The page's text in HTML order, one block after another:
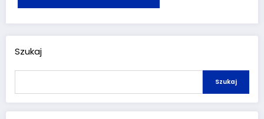
Szukaj
Szukaj